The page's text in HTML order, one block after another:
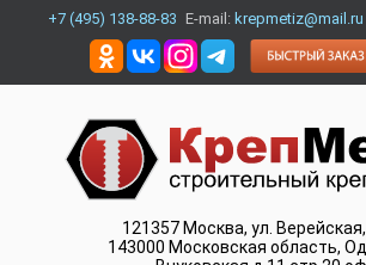
+7 (495) 138-88-83 E-mail: krepmetiz@mail.ru
121357 Москва, ул.
143000 Московская область,